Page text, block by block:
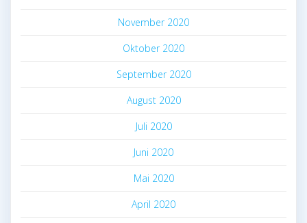
November 2020
Oktober 2020
September 2020
August 2020
Juli 2020
Juni 2020
Mai 2020
April 2020